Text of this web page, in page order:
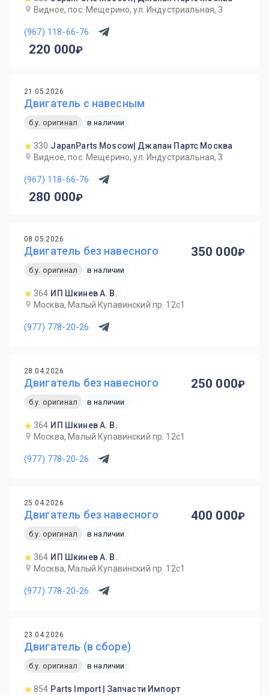
Видное, пос. Мещерино, ул. Индустриальная, 3
(967) 118-66-76
220 000
21.05.2026
Двигатель с навесным
б.у. оригинал в наличии
330 JapanParts Moscow| Джапан Партс Москва
Видное, пос. Мещерино, ул. Индустриальная, 3
(967) 118-66-76
280 000
08.05.2026
Двигатель без навесного
б.у. оригинал в наличии
364 ИП Шкинев А. В.
Москва, Малый Купавинский пр. 12с1
(977) 778-20-26
350 000
28.04.2026
Двигатель без навесного
б.у. оригинал в наличии
364 ИП Шкинев А. В.
Москва, Малый Купавинский пр. 12с1
(977) 778-20-26
250 000
25.04.2026
Двигатель без навесного
б.у. оригинал в наличии
364 ИП Шкинев А. В.
Москва, Малый Купавинский пр. 12с1
(977) 778-20-26
400 000
23.04.2026
Двигатель (в сборе)
б.у. оригинал в наличии
854 Parts Import | Запчасти Импорт